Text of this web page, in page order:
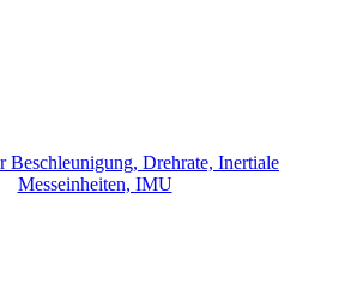
Beschleunigung, Drehrate, Inertiale
Messeinheiten, IMU